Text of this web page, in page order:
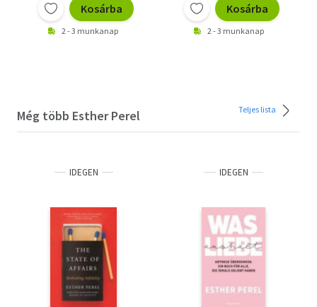
Kosárba
2 - 3 munkanap
Kosárba
2 - 3 munkanap
Még több Esther Perel Teljes lista
IDEGEN IDEGEN